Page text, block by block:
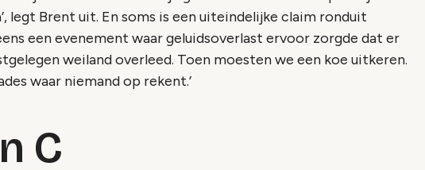
legt Brent uit. En soms is een uiteindelijke claim ronduit
een evenement waar geluidsoverlast ervoor zorgde dat er
weiland overleed. Toen moesten we een koe uitkeren.
waar niemand op rekent.’
C